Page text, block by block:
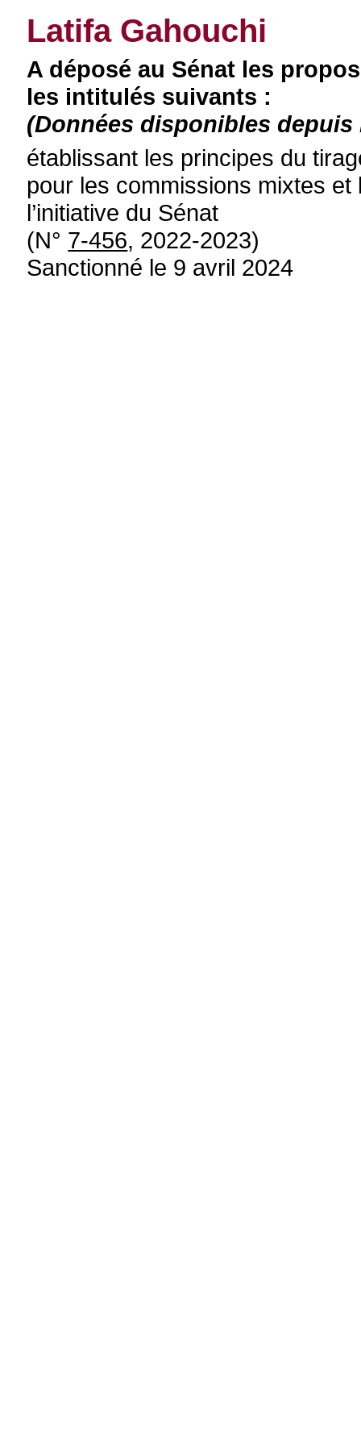
Latifa Gahouchi
A déposé au Sénat les
les intitulés suivants :
(Données disponibles depuis
établissant les principes du
pour les commissions mixtes
l’initiative du Sénat
(N° 7-456, 2022-2023)
Sanctionné le 9 avril 2024